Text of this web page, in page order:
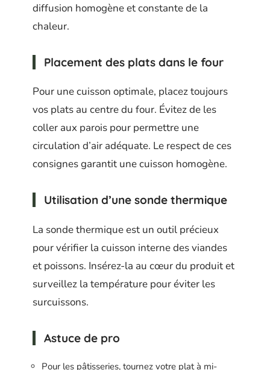
diffusion homogène et constante de la
chaleur.
Placement des plats dans le four
Pour une cuisson optimale, placez toujours
vos plats au centre du four. Évitez de les
coller aux parois pour permettre une
circulation d’air adéquate. Le respect de ces
consignes garantit une cuisson homogène.
Utilisation d’une sonde thermique
La sonde thermique est un outil précieux
pour vérifier la cuisson interne des viandes
et poissons. Insérez-la au cœur du produit et
surveillez la température pour éviter les
surcuissons.
Astuce de pro
Pour les pâtisseries, tournez votre plat à mi-